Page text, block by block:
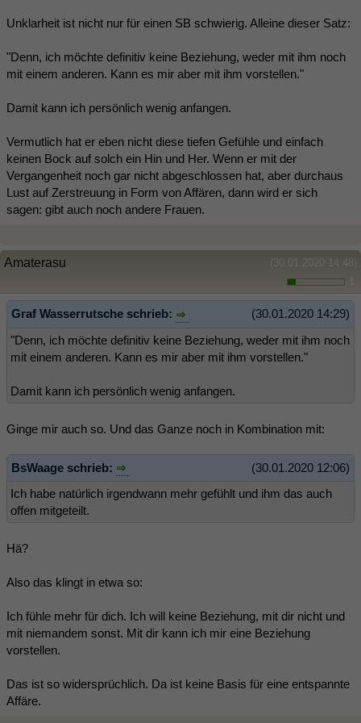
Unklarheit ist nicht nur für einen SB schwierig. Alleine dieser Satz:
"Denn, ich möchte definitiv keine Beziehung, weder mit ihm noch
mit einem anderen. Kann es mir aber mit ihm vorstellen."
Damit kann ich persönlich wenig anfangen.
Vermutlich hat er eben nicht diese tiefen Gefühle und einfach
keinen Bock auf solch ein Hin und Her. Wenn er mit der
Vergangenheit noch gar nicht abgeschlossen hat, aber durchaus
Lust auf Zerstreuung in Form von Affären, dann wird er sich
sagen: gibt auch noch andere Frauen.
(30.01.2020 14:48)
Amaterasu
(30.01.2020 14:29)
Graf Wasserrutsche schrieb:
"Denn, ich möchte definitiv keine Beziehung, weder mit ihm noch
mit einem anderen. Kann es mir aber mit ihm vorstellen."
Damit kann ich persönlich wenig anfangen.
Ginge mir auch so. Und das Ganze noch in Kombination mit:
(30.01.2020 12:06)
BsWaage schrieb:
Ich habe natürlich irgendwann mehr gefühlt und ihm das auch
offen mitgeteilt.
Hä?
Also das klingt in etwa so:
Ich fühle mehr für dich. Ich will keine Beziehung, mit dir nicht und
mit niemandem sonst. Mit dir kann ich mir eine Beziehung
vorstellen.
Das ist so widersprüchlich. Da ist keine Basis für eine entspannte
Affäre.